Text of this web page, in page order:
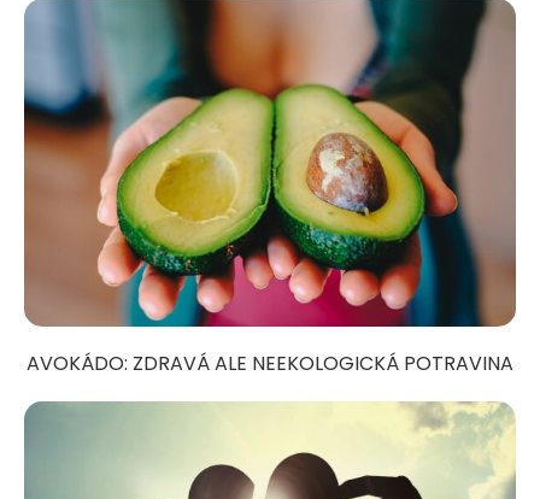
AVOKÁDO: ZDRAVÁ ALE NEEKOLOGICKÁ POTRAVINA